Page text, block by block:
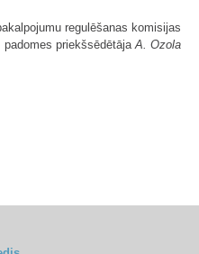
regulēšanas komisijas
padomes priekšsēdētāja A. Ozola